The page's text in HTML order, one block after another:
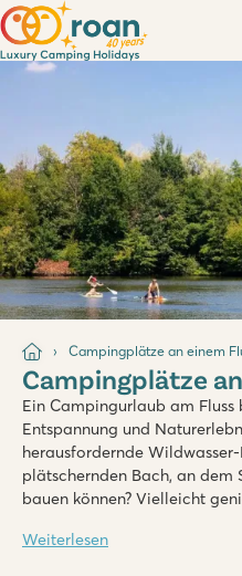
Campingplätze an einem
Campingplätze
Ein Campingurlaub am Fluss
Entspannung und
herausfordernde
plätschernden Bach, an dem
bauen können? Vielleicht
an einem Fluss ist für jeden
Weiterlesen